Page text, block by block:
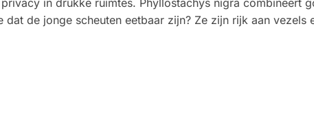
dat de jonge scheuten eetbaar zijn? Ze zijn rijk aan